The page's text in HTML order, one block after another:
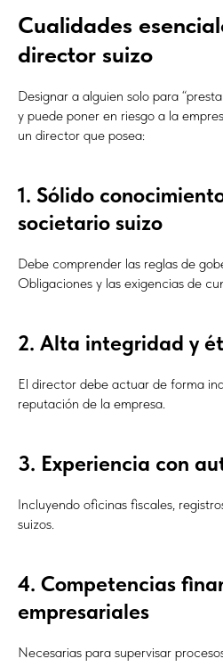
Cualidades
director suizo
Designar a alguien solo para
y puede poner en riesgo a la
un director que posea:
1. Sólido
societario suizo
Debe comprender las reglas de
Obligaciones y las exigencias de
2. Alta integridad y
El director debe actuar de forma
reputación de la empresa.
3. Experiencia con
Incluyendo oficinas fiscales,
suizos.
4. Competencias
empresariales
Necesarias para supervisar